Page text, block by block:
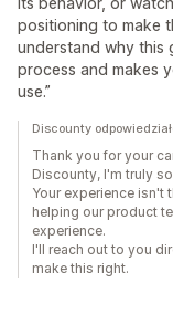
positioning to make
understand why this
process and makes
use.”
Discounty
Thank you for your
Discounty, I'm truly
Your experience isn't
helping our product
experience.
I'll reach out to you
make this right.